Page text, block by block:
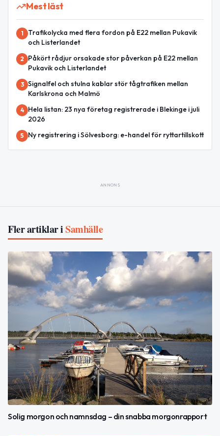
Mest läst
1
Trafikolycka med flera fordon på E22 mellan Pukavik
och Listerlandet
2
Påkört rådjur orsakade stor påverkan på E22 mellan
Pukavik och Listerlandet
3 Signalfel och stulna kablar stör tågtrafiken mellan
Karlskrona och Malmö
4
Hela listan: 23 nya företag registrerade i Blekinge i juli
2026
5 Ny registrering i Sölvesborg: e-handel för ryttartillskott
ANNONS
Fler artiklar iSamhälle
Solig morgon och namnsdag – din snabba morgonrapport